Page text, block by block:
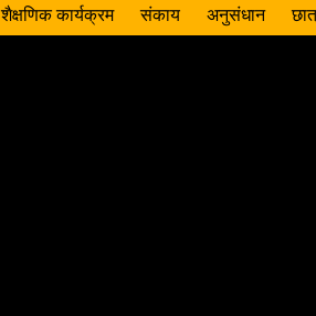
शैक्षणिक कार्यक्रम संकाय अनुसंधान